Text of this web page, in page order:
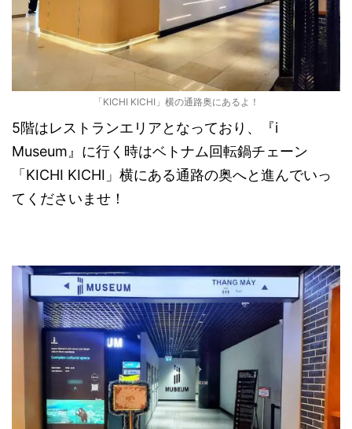
「KICHI KICHI」横の通路奥にあるよ！
5階はレストランエリアとなっており、『i
Museum』に行く時はベトナム回転鍋チェーン
「KICHI KICHI」横にある通路の奥へと進んでいっ
てくださいませ！